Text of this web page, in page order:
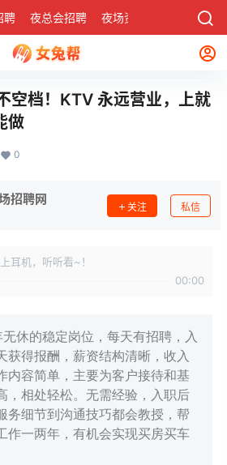
聘 夜总会招聘 夜场资讯 社区
空档！KTV 永远营业，上就
做
0
招聘网 关注 私信
耳机，听听看~！
00:00
休的稳定岗位，每天有招聘，入
获得报酬，薪资结构清晰，收入
内容简单，主要为客户接待和基
，相处轻松。无需经验，入职后
务细节到沟通技巧都会教授，帮
作一两年，有机会实现买房买车